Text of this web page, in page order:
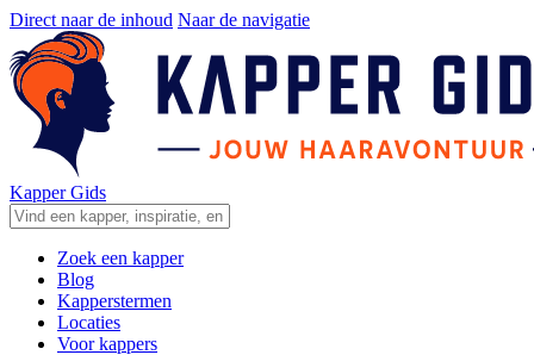
Direct naar de inhoud Naar de navigatie
Kapper Gids
Zoek een kapper
Blog
Kapperstermen
Locaties
Voor kappers